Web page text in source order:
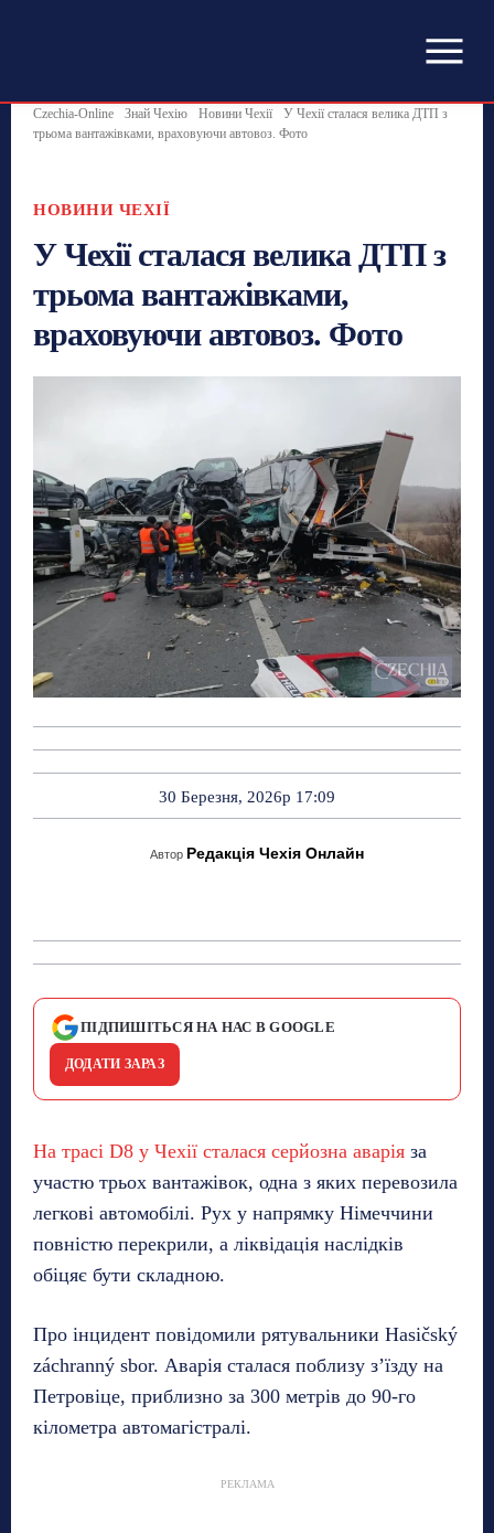
Czechia-Online Знай Чехію Новини Чехії
У Чехії сталася велика ДТП з
трьома вантажівками, враховуючи автовоз. Фото
НОВИНИ ЧЕХІЇ
У Чехії сталася велика ДТП з
трьома вантажівками,
враховуючи автовоз. Фото
30 Березня, 2026р 17:09
Автор Редакція Чехія Онлайн
ПІДПИШІТЬСЯ НА НАС В GOOGLE
ДОДАТИ ЗАРАЗ
На трасі D8 у Чехії сталася серйозна аварія за
участю трьох вантажівок, одна з яких перевозила
легкові автомобілі. Рух у напрямку Німеччини
повністю перекрили, а ліквідація наслідків
обіцяє бути складною.
Про інцидент повідомили рятувальники Hasičský
záchranný sbor. Аварія сталася поблизу з’їзду на
Петровіце, приблизно за 300 метрів до 90-го
кілометра автомагістралі.
РЕКЛАМА